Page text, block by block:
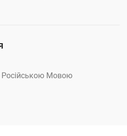
Російською Мовою